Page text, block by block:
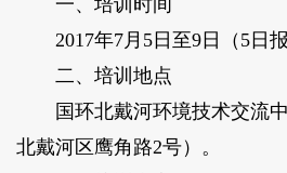
一、培训时间
2017年7月5日至9日（5日报
二、培训地点
国环北戴河环境技术交流中
北戴河区鹰角路2号）。